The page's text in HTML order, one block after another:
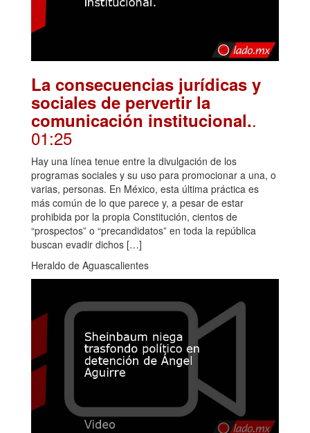
La consecuencias jurídicas y
sociales de pervertir la
comunicación institucional..
01:25
Hay una línea tenue entre la divulgación de los
programas sociales y su uso para promocionar a una, o
varias, personas. En México, esta última práctica es
más común de lo que parece y, a pesar de estar
prohibida por la propia Constitución, cientos de
“prospectos” o “precandidatos” en toda la república
buscan evadir dichos […]
Heraldo de Aguascalientes